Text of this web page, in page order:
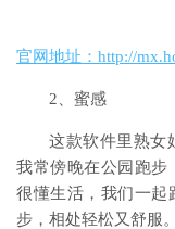
官网地址： http://
2、蜜感
这款软件里熟女
我常傍晚在公园跑步
很懂生活，我们一起
步，相处轻松又舒服。